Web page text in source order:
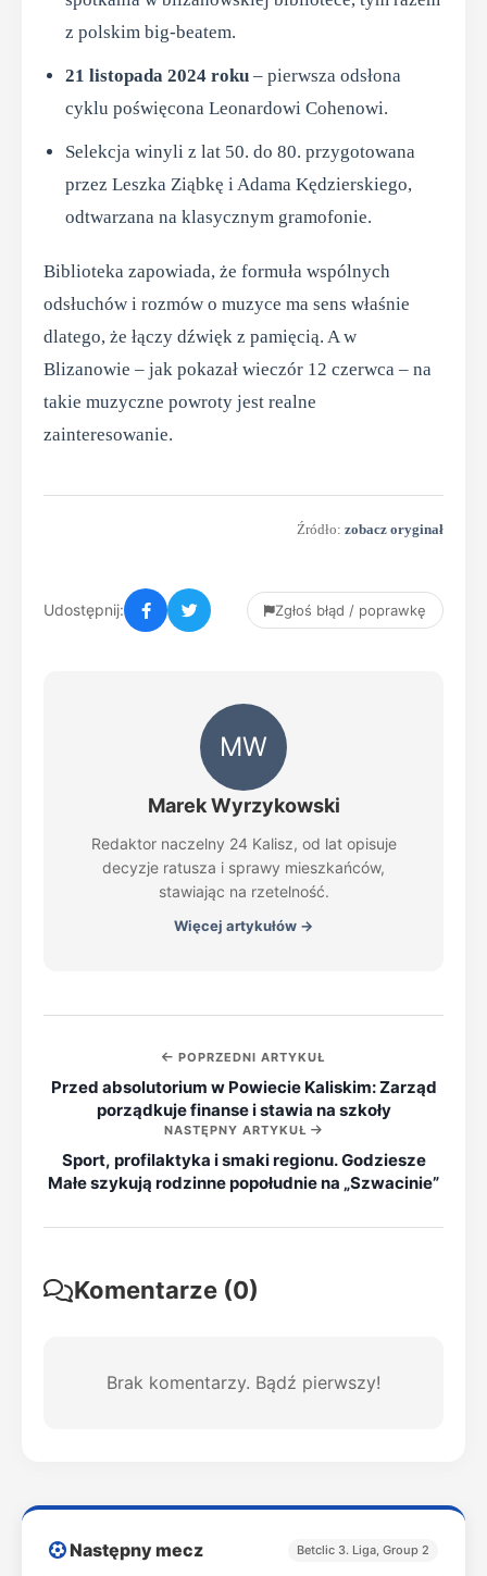
z polskim big-beatem.
21 listopada 2024 roku – pierwsza odsłona
cyklu poświęcona Leonardowi Cohenowi.
Selekcja winyli z lat 50. do 80. przygotowana
przez Leszka Ziąbkę i Adama Kędzierskiego,
odtwarzana na klasycznym gramofonie.
Biblioteka zapowiada, że formuła wspólnych
odsłuchów i rozmów o muzyce ma sens właśnie
dlatego, że łączy dźwięk z pamięcią. A w
Blizanowie – jak pokazał wieczór 12 czerwca – na
takie muzyczne powroty jest realne
zainteresowanie.
Źródło: zobacz oryginał
Udostępnij: Zgłoś błąd / poprawkę
MW
Marek Wyrzykowski
Redaktor naczelny 24 Kalisz, od lat opisuje
decyzje ratusza i sprawy mieszkańców,
stawiając na rzetelność.
Więcej artykułów →
POPRZEDNI ARTYKUŁ
Przed absolutorium w Powiecie Kaliskim: Zarząd
porządkuje finanse i stawia na szkoły
NASTĘPNY ARTYKUŁ
Sport, profilaktyka i smaki regionu. Godziesze
Małe szykują rodzinne popołudnie na „Szwacinie”
Komentarze (0)
Brak komentarzy. Bądź pierwszy!
Następny mecz Betclic 3. Liga, Group 2